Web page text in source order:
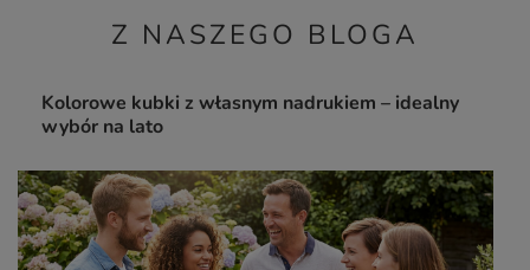
Z NASZEGO BLOGA
Kolorowe kubki z własnym nadrukiem – idealny
wybór na lato